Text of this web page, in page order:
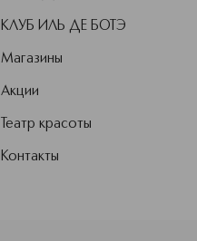
КЛУБ ИЛЬ ДЕ БОТЭ
Магазины
Акции
Театр красоты
Контакты